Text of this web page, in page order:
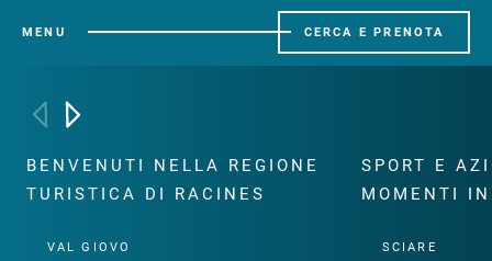
MENU CERCA E PRENOTA
BENVENUTI NELLA REGIONE
TURISTICA DI RACINES
VAL GIOVO
SPORT E
MOMENTI
SCIARE